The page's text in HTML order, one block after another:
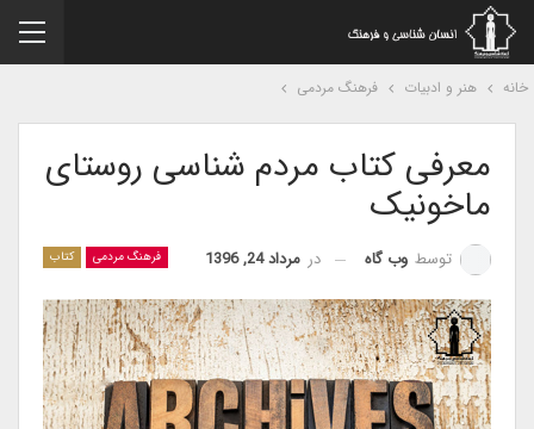
هنر و ادبیات فرهنگ مردمی
معرفی کتاب مردم شناسی روستای
ماخونیک
فرهنگ مردمی کتاب توسطوب گاه درمرداد 24, 1396